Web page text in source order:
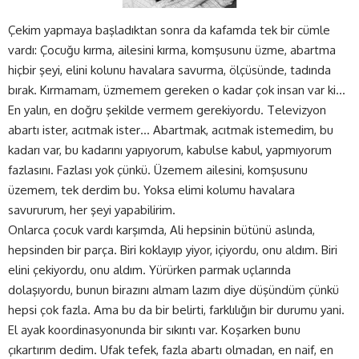
Çekim yapmaya başladıktan sonra da kafamda tek bir cümle
vardı: Çocuğu kırma, ailesini kırma, komşusunu üzme, abartma
hiçbir şeyi, elini kolunu havalara savurma, ölçüsünde, tadında
bırak. Kırmamam, üzmemem gereken o kadar çok insan var ki…
En yalın, en doğru şekilde vermem gerekiyordu. Televizyon
abartı ister, acıtmak ister… Abartmak, acıtmak istemedim, bu
kadarı var, bu kadarını yapıyorum, kabulse kabul, yapmıyorum
fazlasını. Fazlası yok çünkü. Üzemem ailesini, komşusunu
üzemem, tek derdim bu. Yoksa elimi kolumu havalara
savururum, her şeyi yapabilirim.
Onlarca çocuk vardı karşımda, Ali hepsinin bütünü aslında,
hepsinden bir parça. Biri koklayıp yiyor, içiyordu, onu aldım. Biri
elini çekiyordu, onu aldım. Yürürken parmak uçlarında
dolaşıyordu, bunun birazını almam lazım diye düşündüm çünkü
hepsi çok fazla. Ama bu da bir belirti, farklılığın bir durumu yani.
El ayak koordinasyonunda bir sıkıntı var. Koşarken bunu
çıkartırım dedim. Ufak tefek, fazla abartı olmadan, en naif, en